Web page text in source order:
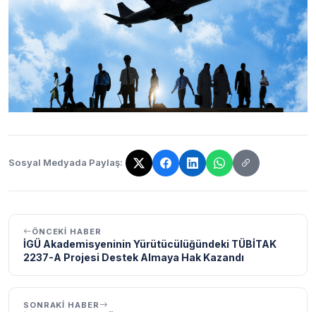
Sosyal Medyada Paylaş:
Bağlantı kopyalandı!
ÖNCEKI HABER
İGÜ Akademisyeninin Yürütücülüğündeki TÜBİTAK
2237-A Projesi Destek Almaya Hak Kazandı
SONRAKI HABER